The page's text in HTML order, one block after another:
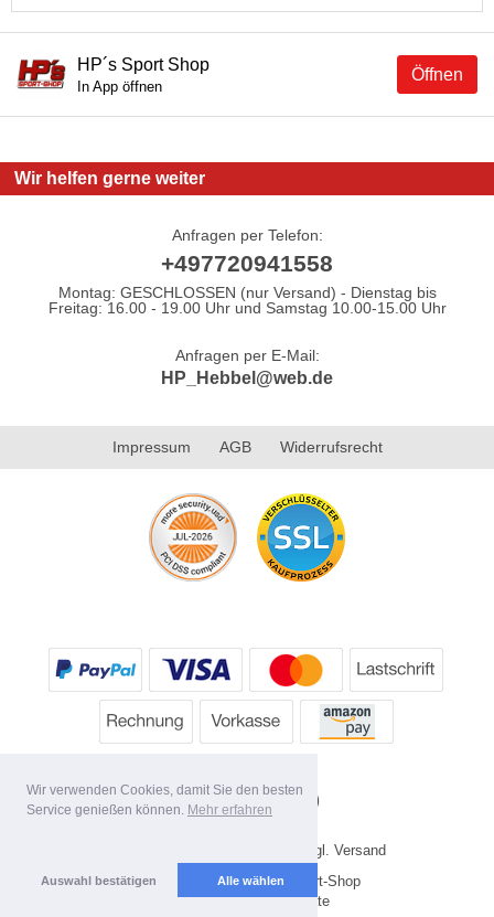
Wir verwenden Cookies, damit Sie den besten
Service genießen können. Mehr erfahren
Auswahl bestätigen Alle wählen
Öffnen
HP´s Sport Shop
In App öffnen
Wir helfen gerne weiter
Anfragen per Telefon:
+497720941558
Montag: GESCHLOSSEN (nur Versand) - Dienstag bis
Freitag: 16.00 - 19.00 Uhr und Samstag 10.00-15.00 Uhr
Anfragen per E-Mail:
HP_Hebbel@web.de
Impressum AGB Widerrufsrecht
* Alle Preise inkl. MwSt. evtl. zzgl. Versand
Copyright 2026 by HP's Sport-Shop
Mobile Shop by Shopgate